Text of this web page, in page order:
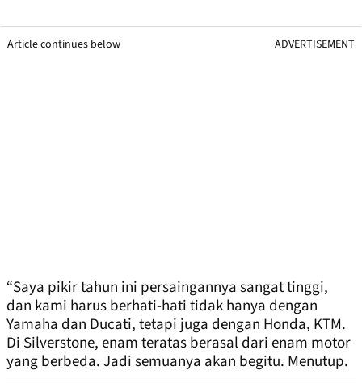
Article continues below ADVERTISEMENT
“Saya pikir tahun ini persaingannya sangat tinggi,
dan kami harus berhati-hati tidak hanya dengan
Yamaha dan Ducati, tetapi juga dengan Honda, KTM.
Di Silverstone, enam teratas berasal dari enam motor
yang berbeda. Jadi semuanya akan begitu. Menutup.